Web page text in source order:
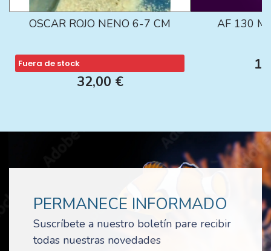
OSCAR ROJO NENO 6-7 CM
Fuera de stock
32,00 €
AF 130
PERMANECE INFORMADO
Suscríbete a nuestro boletín pare recibir
todas nuestras novedades